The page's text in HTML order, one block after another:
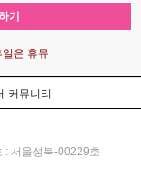
기
일은 휴뮤
커뮤니티
: 서울성북-00229호